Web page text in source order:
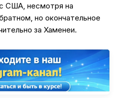
США, несмотря на
но окончательное
за Хаменеи.